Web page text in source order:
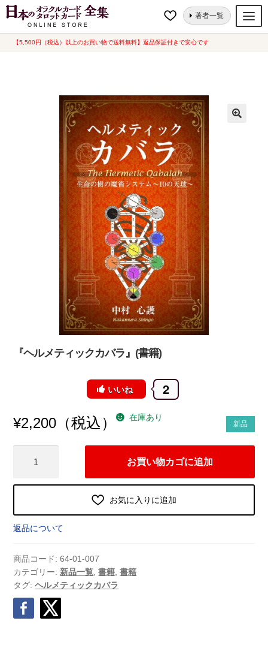
【5,500円（税込）以上のお買い物で送料無料】返品保証付きで安心です
ナ
コ
著者一覧
オラクルカード
ルノルマンカード
カード関連グッズ
ホーム 書籍 書籍 『ヘルメティックカバラ』(書籍)
『ヘルメティックカバラ』(書籍)
いいね 2
新品
¥2,200 （税込） 在庫あり
メ
ィ
ッ
カ
バ
ラ』
(書
籍)
お買い物カゴに追加
お気に入りに追加
返品について
商品コード:64-01-007
カテゴリー: 新品一覧 ,書籍 ,書籍
タグ:ヘルメティックカバラ